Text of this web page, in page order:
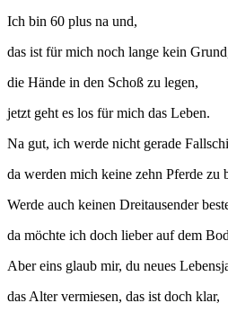
Ich bin 60 plus na und,
das ist für mich noch lange kein
die Hände in den Schoß zu legen,
jetzt geht es los für mich das Leben.
Na gut, ich werde nicht gerade
da werden mich keine zehn Pferde zu
Werde auch keinen Dreitausender
da möchte ich doch lieber auf dem
Aber eins glaub mir, du neues
das Alter vermiesen, das ist doch klar,